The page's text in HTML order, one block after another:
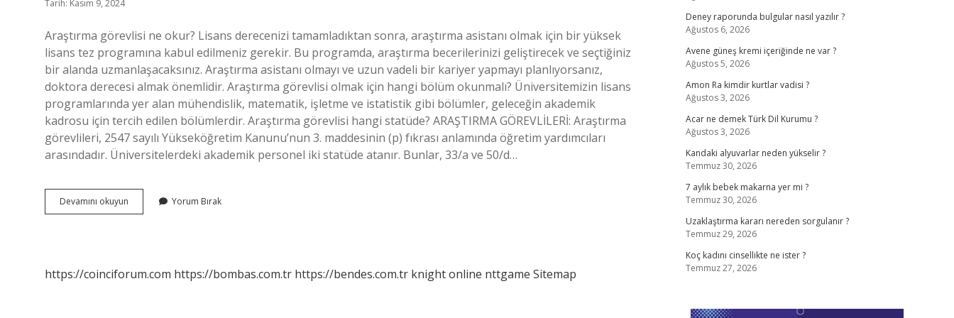
Tarih: Kasım 9, 2024
Araştırma görevlisi ne okur? Lisans derecenizi tamamladıktan sonra, araştırma asistanı olmak için bir yüksek
lisans tez programına kabul edilmeniz gerekir. Bu programda, araştırma becerilerinizi geliştirecek ve seçtiğiniz
bir alanda uzmanlaşacaksınız. Araştırma asistanı olmayı ve uzun vadeli bir kariyer yapmayı planlıyorsanız,
doktora derecesi almak önemlidir. Araştırma görevlisi olmak için hangi bölüm okunmalı? Üniversitemizin lisans
programlarında yer alan mühendislik, matematik, işletme ve istatistik gibi bölümler, geleceğin akademik
kadrosu için tercih edilen bölümlerdir. Araştırma görevlisi hangi statüde? ARAŞTIRMA GÖREVLİLERİ: Araştırma
görevlileri, 2547 sayılı Yükseköğretim Kanunu’nun 3. maddesinin (p) fıkrası anlamında öğretim yardımcıları
arasındadır. Üniversitelerdeki akademik personel iki statüde atanır. Bunlar, 33/a ve 50/d…
Devamını okuyun Araştırma
Görevlisi
Yorum Bırak
https://coinciforum.com https://bombas.com.tr https://bendes.com.tr knight online nttgame Sitemap
Deney raporunda bulgular nasıl yazılır ?
Ağustos 6, 2026
Avene güneş kremi içeriğinde ne var ?
Ağustos 5, 2026
Amon Ra kimdir kurtlar vadisi ?
Ağustos 3, 2026
Acar ne demek Türk Dil Kurumu ?
Ağustos 3, 2026
Kandaki alyuvarlar neden yükselir ?
Temmuz 30, 2026
7 aylık bebek makarna yer mi ?
Temmuz 30, 2026
Uzaklaştırma kararı nereden sorgulanır ?
Temmuz 29, 2026
Koç kadını cinsellikte ne ister ?
Temmuz 27, 2026